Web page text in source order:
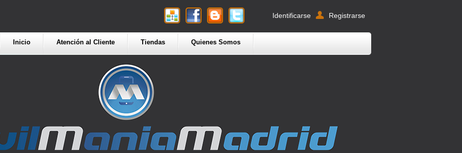
Identificarse Registrarse
Inicio Atención al Cliente Tiendas Quienes Somos